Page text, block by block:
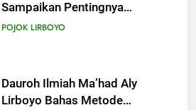
KHUTBAH
Lirboyo Bahas Metode
Ahlusunnah dalam
POJOK LIRBOYO
Dauroh Ilmiah & Sanadan Kitab
Al-Arbain an-Nawawy bersama